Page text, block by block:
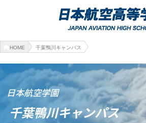
HOME 千葉鴨川キャンパス
日本航空学園
千葉鴨川キャンパス